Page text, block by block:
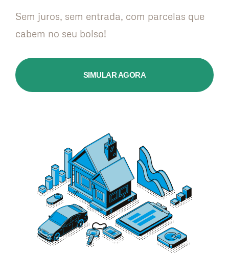
Sem juros, sem entrada, com parcelas que
cabem no seu bolso!
SIMULAR AGORA